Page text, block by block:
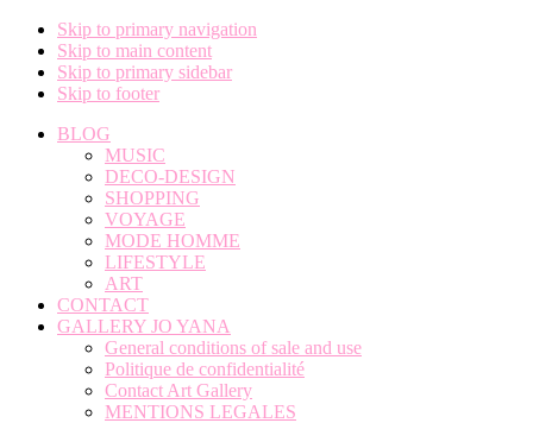
Skip to primary navigation
Skip to main content
Skip to primary sidebar
Skip to footer
BLOG
MUSIC
DECO-DESIGN
SHOPPING
VOYAGE
MODE HOMME
LIFESTYLE
ART
CONTACT
GALLERY JO YANA
General conditions of sale and use
Politique de confidentialité
Contact Art Gallery
MENTIONS LEGALES